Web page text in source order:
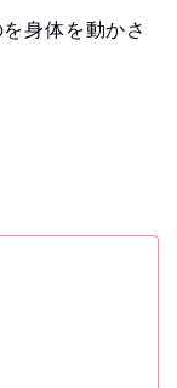
身体を動かさ